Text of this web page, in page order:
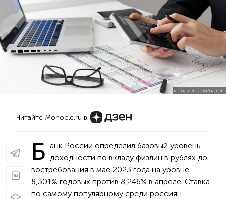
RU.FREEPIK.COM/FREEPIK
Читайте Monocle.ru в
Б анк России определил базовый уровень
доходности по вкладу физлиц в рублях до
востребования в мае 2023 года на уровне
8,301% годовых против 8,246% в апреле. Ставка
по самому популярному среди россиян